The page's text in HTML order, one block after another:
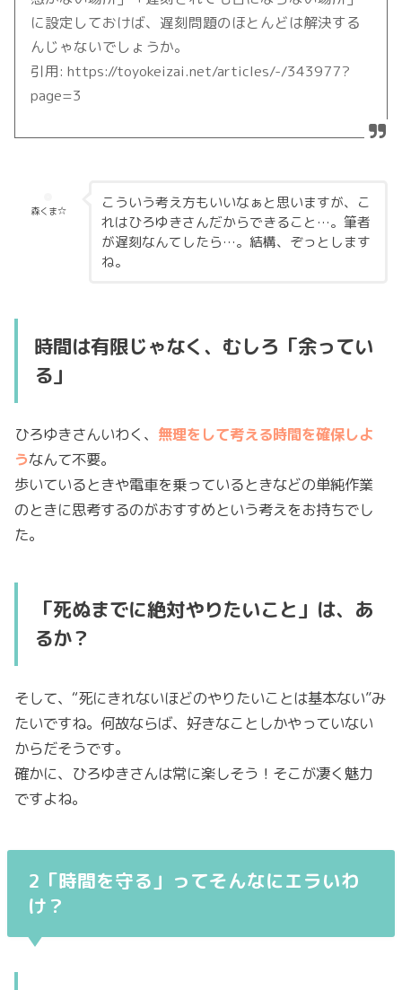
に設定しておけば、遅刻問題のほとんどは解決する
んじゃないでしょうか。
引用: https://toyokeizai.net/articles/-/343977?
page=3
森くま☆
こういう考え方もいいなぁと思いますが、こ
れはひろゆきさんだからできること…。筆者
が遅刻なんてしたら…。結構、ぞっとします
ね。
時間は有限じゃなく、むしろ「余ってい
る」
ひろゆきさんいわく、 無理をして考える時間を確保しよ
うなんて不要。
歩いているときや電車を乗っているときなどの単純作業
のときに思考するのがおすすめという考えをお持ちでし
た。
「死ぬまでに絶対やりたいこと」は、あ
るか？
そして、“死にきれないほどのやりたいことは基本ない”み
たいですね。何故ならば、好きなことしかやっていない
からだそうです。
確かに、ひろゆきさんは常に楽しそう！そこが凄く魅力
ですよね。
2「時間を守る」ってそんなにエラいわ
け？